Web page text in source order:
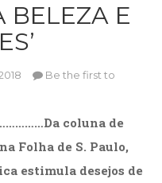
BELEZA E
Be the first to
coluna de
Folha de S. Paulo,
estimula desejos de